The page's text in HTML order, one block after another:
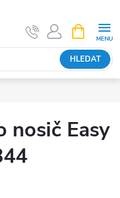
HLEDAT
NÁKUPNÍ
KOŠÍK
nosič Easy